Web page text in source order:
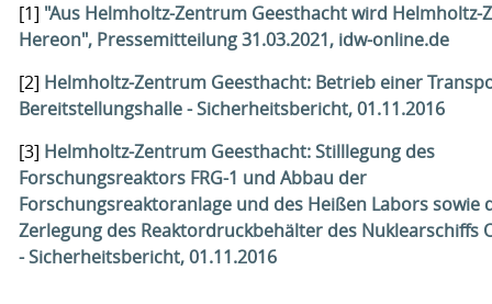
[1] "Aus Helmholtz-Zentrum Geesthacht wird Helmholtz-
Hereon", Pressemitteilung 31.03.2021, idw-online.de
[2] Helmholtz-Zentrum Geesthacht: Betrieb einer
Bereitstellungshalle - Sicherheitsbericht, 01.11.2016
[3] Helmholtz-Zentrum Geesthacht: Stilllegung des
Forschungsreaktors FRG-1 und Abbau der
Forschungsreaktoranlage und des Heißen Labors sowie
Zerlegung des Reaktordruckbehälter des Nuklearschiffs
- Sicherheitsbericht, 01.11.2016